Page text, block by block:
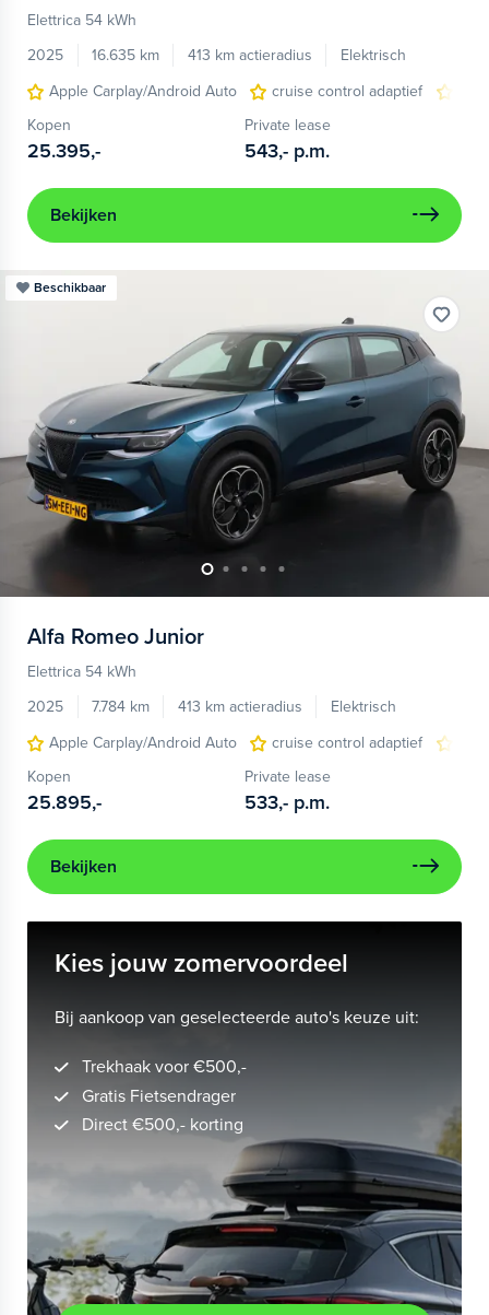
Elettrica 54 kWh
2025
16.635 km 413 km actieradius
Elektrisch
Apple Carplay/Android Auto
cruise control adaptief
Kopen
25.395,-
Private lease
543,- p.m.
Bekijken
Beschikbaar
Alfa Romeo Junior
Elettrica 54 kWh
2025
7.784 km 413 km actieradius
Elektrisch
Apple Carplay/Android Auto
cruise control adaptief
Kopen
25.895,-
Private lease
533,- p.m.
Bekijken
Kies jouw zomervoordeel
Bij aankoop van geselecteerde auto's keuze uit:
Trekhaak voor €500,-
Gratis Fietsendrager
Direct €500,- korting